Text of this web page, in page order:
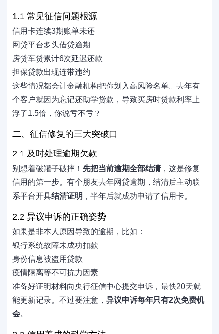
1.1 常见征信问题根源
信用卡连续3期账单未还
网贷平台多头借贷逾期
房贷车贷累计6次延迟还款
担保贷款出现连带违约
这些情况都会让金融机构把你划入高风险名单。去年有
个客户就因为忘记还助学贷款，导致买房时贷款利率上
浮了1.5倍，你说亏不亏？
二、征信修复的三大突破口
2.1 及时处理逾期欠款
别想着破罐子破摔！ 先把当前逾期全部结清，这是修复
信用的第一步。有个朋友去年网贷逾期，结清后主动联
系平台开具结清证明 ，半年后就成功申请了信用卡。
2.2 异议申诉的正确姿势
如果是非本人原因导致的逾期，比如：
银行系统故障未成功扣款
身份信息被盗用贷款
疫情隔离等不可抗力因素
准备好证明材料向央行征信中心提交申诉，最快20天就
能更新记录。不过要注意， 异议申诉每年只有2次免费机
会。